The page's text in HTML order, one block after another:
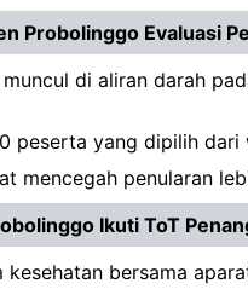
Probolinggo Evaluasi
di aliran darah
peserta yang dipilih
mencegah penularan
Ikuti ToT
bersama